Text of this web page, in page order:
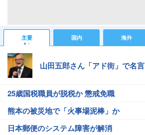
主要 国内 海外
山田五郎さん「アド街」で名言
25歳国税職員が脱税か 懲戒免職
熊本の被災地で「火事場泥棒」か
日本郵便のシステム障害が解消